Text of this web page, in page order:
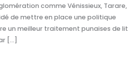
comme Vénissieux, Tarare,
de mettre en place une politique
un meilleur traitement punaises de lit
[…]